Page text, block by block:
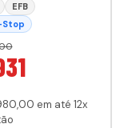
EFB
,00 em até 12x